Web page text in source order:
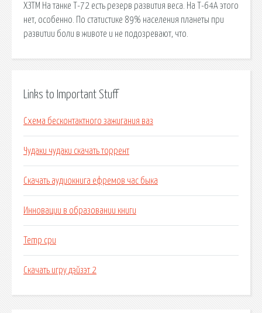
ХЗТМ На танке Т-72 есть резерв развития веса. На Т-64А этого
нет, особенно. По статистике 89% населения планеты при
развитии боли в животе и не подозревают, что.
Links to Important Stuff
Схема бесконтактного зажигания ваз
Чудаки чудаки скачать торрент
Скачать аудиокнига ефремов час быка
Инновации в образовании книги
Temp cpu
Скачать игру дэйзэт 2